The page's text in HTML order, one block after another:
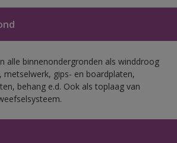
alle binnenondergronden als winddroog
metselwerk, gips- en boardplaten,
behang e.d. Ook als toplaag van